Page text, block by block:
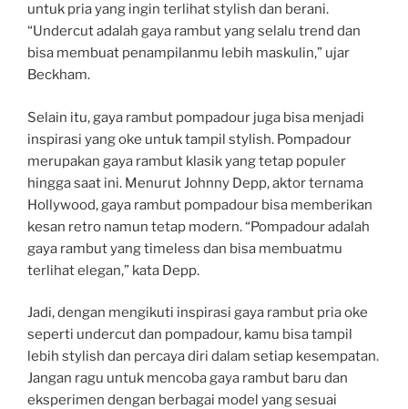
untuk pria yang ingin terlihat stylish dan berani.
“Undercut adalah gaya rambut yang selalu trend dan
bisa membuat penampilanmu lebih maskulin,” ujar
Beckham.
Selain itu, gaya rambut pompadour juga bisa menjadi
inspirasi yang oke untuk tampil stylish. Pompadour
merupakan gaya rambut klasik yang tetap populer
hingga saat ini. Menurut Johnny Depp, aktor ternama
Hollywood, gaya rambut pompadour bisa memberikan
kesan retro namun tetap modern. “Pompadour adalah
gaya rambut yang timeless dan bisa membuatmu
terlihat elegan,” kata Depp.
Jadi, dengan mengikuti inspirasi gaya rambut pria oke
seperti undercut dan pompadour, kamu bisa tampil
lebih stylish dan percaya diri dalam setiap kesempatan.
Jangan ragu untuk mencoba gaya rambut baru dan
eksperimen dengan berbagai model yang sesuai